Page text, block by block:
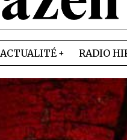
ACTUALITÉ RADIO